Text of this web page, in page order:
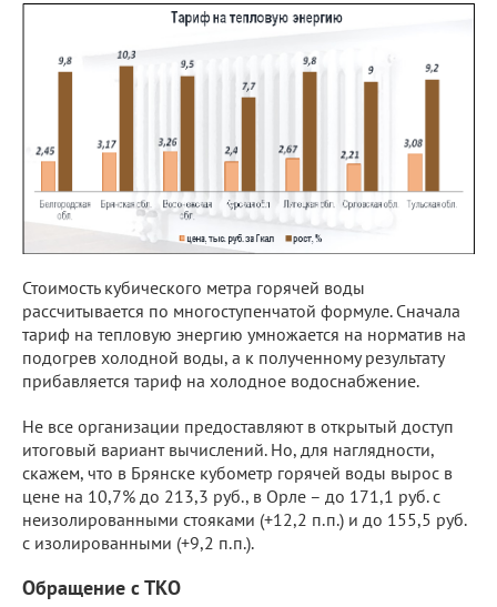
Стоимость кубического метра горячей воды
рассчитывается по многоступенчатой формуле. Сначала
тариф на тепловую энергию умножается на норматив на
подогрев холодной воды, а к полученному результату
прибавляется тариф на холодное водоснабжение.
Не все организации предоставляют в открытый доступ
итоговый вариант вычислений. Но, для наглядности,
скажем, что в Брянске кубометр горячей воды вырос в
цене на 10,7% до 213,3 руб., в Орле – до 171,1 руб. с
неизолированными стояками (+12,2 п.п.) и до 155,5 руб.
с изолированными (+9,2 п.п.).
Обращение с ТКО